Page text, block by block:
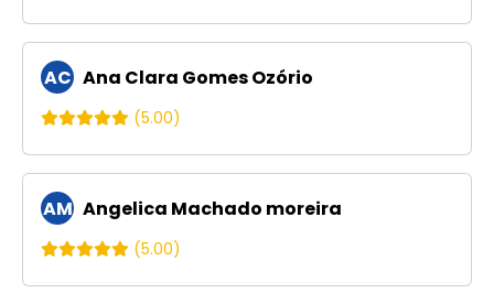
AC Ana Clara Gomes Ozório
(5.00)
AM Angelica Machado moreira
(5.00)